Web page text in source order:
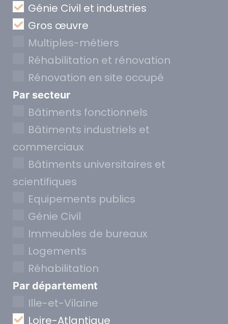
Génie Civil et industries
Gros œuvre
Multiples-métiers
Réhabilitation et rénovation
Rénovation en site occupé
Par secteur
Bâtiments fonctionnels
Bâtiments industriels et
commerciaux
Bâtiments universitaires et
scientifiques
Equipements publics
Génie Civil
Immeubles de bureaux
Logements
Réhabilitation
Par département
Ille-et-Vilaine
Loire-Atlantique